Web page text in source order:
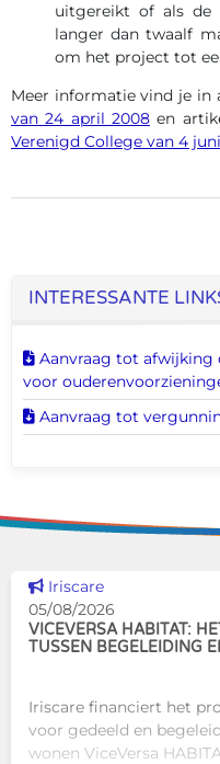
uitgereikt of als de
langer dan twaalf
om het project tot
Meer informatie vind je in
van 24 april 2008en
Verenigd College van 4
INTERESSANTE
Dit document
Aanvraag tot afwijking
voor
Dit document
Aanvraag tot
Dit nieuws tonen
Iriscare
05/08/2026
VICEVERSA HABITAT:
TUSSEN BEGELEIDING
Iriscare financiert het
voor gedeeld en begeleid
wonen ViceVersa